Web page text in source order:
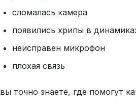
сломалась камера
появились хрипы в
неисправен микрофон
плохая связь
вы точно знаете, где помогут